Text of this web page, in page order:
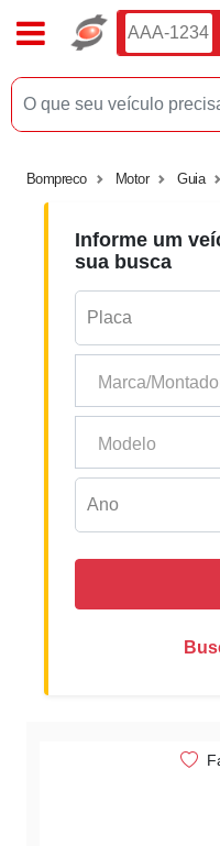
Bompreco Motor Guia
Informe um
sua busca
Marca/
Modelo